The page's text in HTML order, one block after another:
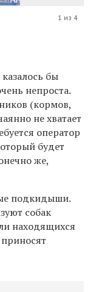
1 из 4
бы
непроста.
(кормов,
не хватает
оператор
будет
же,
подкидыши.
собак
находящихся